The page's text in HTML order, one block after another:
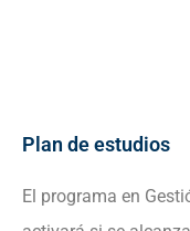
Plan de estudios
El programa en